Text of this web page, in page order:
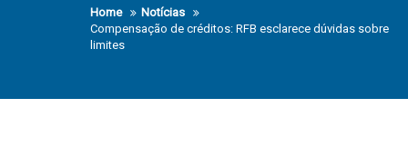
Home
Notícias
Compensação de créditos: RFB esclarece dúvidas sobre
limites